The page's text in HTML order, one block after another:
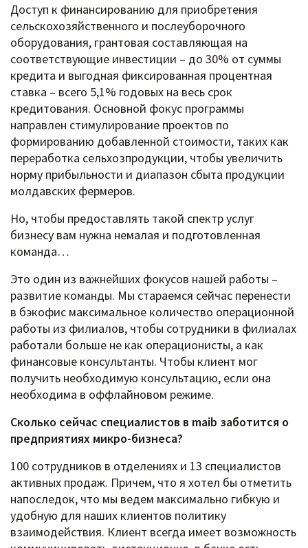
Доступ к финансированию для приобретения
сельскохозяйственного и послеуборочного
оборудования, грантовая составляющая на
соответствующие инвестиции – до 30% от суммы
кредита и выгодная фиксированная процентная
ставка – всего 5,1% годовых на весь срок
кредитования. Основной фокус программы
направлен стимулирование проектов по
формированию добавленной стоимости, таких как
переработка сельхозпродукции, чтобы увеличить
норму прибыльности и диапазон сбыта продукции
молдавских фермеров.
Но, чтобы предоставлять такой спектр услуг
бизнесу вам нужна немалая и подготовленная
команда…
Это один из важнейших фокусов нашей работы –
развитие команды. Мы стараемся сейчас перенести
в бэкофис максимальное количество операционной
работы из филиалов, чтобы сотрудники в филиалах
работали больше не как операционисты, а как
финансовые консультанты. Чтобы клиент мог
получить необходимую консультацию, если она
необходима в оффлайновом режиме.
Сколько сейчас специалистов в maib заботится о
предприятиях микро-бизнеса?
100 сотрудников в отделениях и 13 специалистов
активных продаж. Причем, что я хотел бы отметить
напоследок, что мы ведем максимально гибкую и
удобную для наших клиентов политику
взаимодействия. Клиент всегда имеет возможность